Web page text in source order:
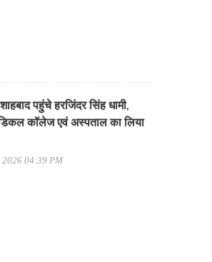
पहुंचे हरजिंदर सिंह धामी,
कॉलेज एवं अस्पताल का लिया
2026 04:39 PM